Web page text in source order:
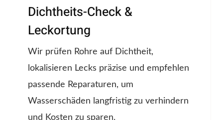
Dichtheits-Check &
Leckortung
Wir prüfen Rohre auf Dichtheit,
lokalisieren Lecks präzise und empfehlen
passende Reparaturen, um
Wasserschäden langfristig zu verhindern
und Kosten zu sparen.